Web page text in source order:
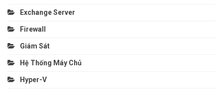
Exchange Server
Firewall
Giám Sát
Hệ Thống Máy Chủ
Hyper-V